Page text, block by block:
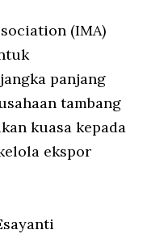
(IMA)
panjang
tambang
kuasa kepada
ekspor